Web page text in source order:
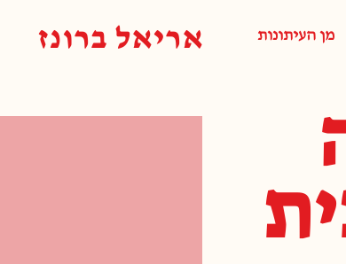
אריאל ברונז מן העיתונות